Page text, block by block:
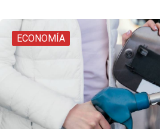
ECONOMÍA